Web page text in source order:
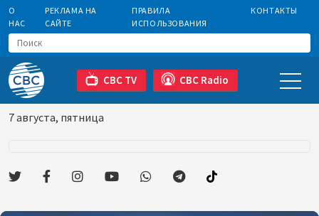
О
НАС
РЕКЛАМА НА
САЙТЕ
ПРАВИЛА
ИСПОЛЬЗОВАНИЯ
КОНТАКТЫ
CBC TV CBC Radio
7 августа, пятница